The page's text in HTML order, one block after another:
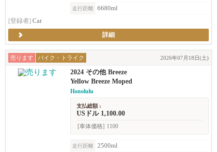
走行距離
6680ml
[登録者] Car
詳細
売ります バイク・トライク 2026年07月18日(土)
2024 その他 Breeze
Yellow Breeze Moped
Honolulu
支払総額 :
USドル 1,100.00
[車体価格] 1100
走行距離
2500ml